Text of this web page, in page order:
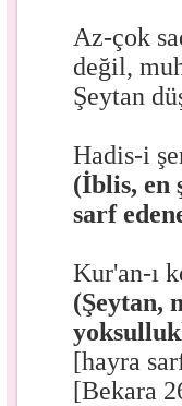
Az-çok
değil,
Şeytan
Hadis-i
(İblis, en
sarf
Kur'an-ı
(Şeytan,
[hayra
[Bekara